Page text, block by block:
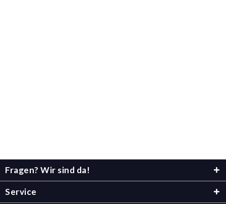
Fragen? Wir sind da!
Service